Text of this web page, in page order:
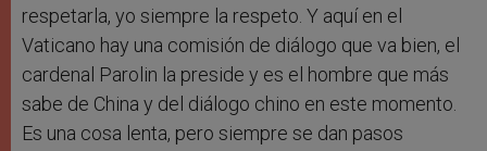
respetarla, yo siempre la respeto. Y aquí en el
Vaticano hay una comisión de diálogo que va bien, el
cardenal Parolin la preside y es el hombre que más
sabe de China y del diálogo chino en este momento.
Es una cosa lenta, pero siempre se dan pasos